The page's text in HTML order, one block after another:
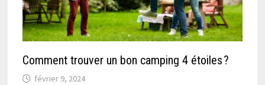
Comment trouver un bon camping 4 étoiles ?
février 9, 2024